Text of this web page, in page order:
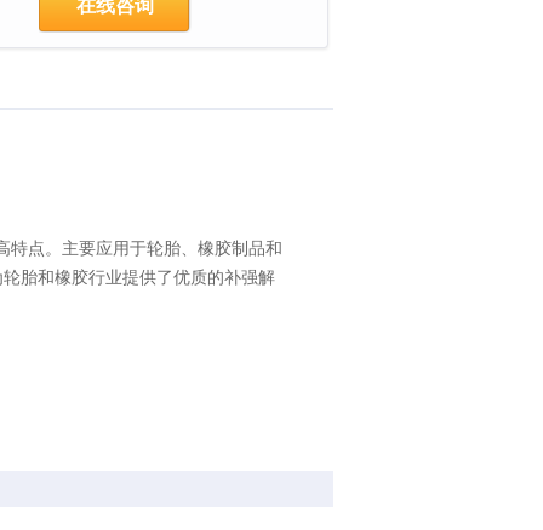
在线咨询
特点。主要应用于轮胎、橡胶制品和
胎和橡胶行业提供了优质的补强解